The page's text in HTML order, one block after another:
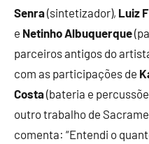
Senra(sintetizador), Luiz
e Netinho Albuquerque
parceiros antigos do
com as participações de
Costa(bateria e
outro trabalho de
comenta: “Entendi o